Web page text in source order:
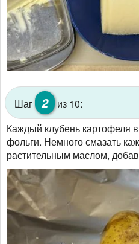
Шаг 2
из 10:
Каждый клубень картофеля
фольги. Немного смазать
растительным маслом,